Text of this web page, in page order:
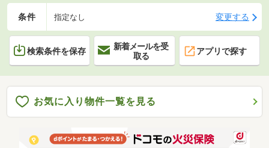
条件 指定なし 変更する
検索条件を保存
新着メールを受
取る
アプリで探す
お気に入り物件一覧を見る